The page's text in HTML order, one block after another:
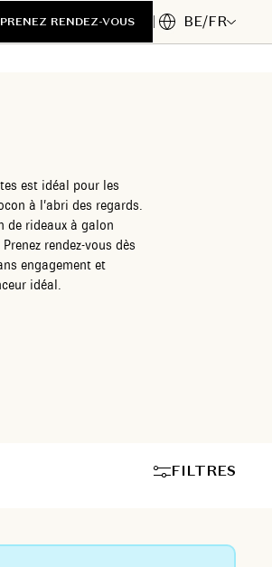
PRENEZ RENDEZ-VOUS BE/FR
est idéal pour les
à l’abri des regards.
de rideaux à galon
engagement et
idéal.
FILTRES